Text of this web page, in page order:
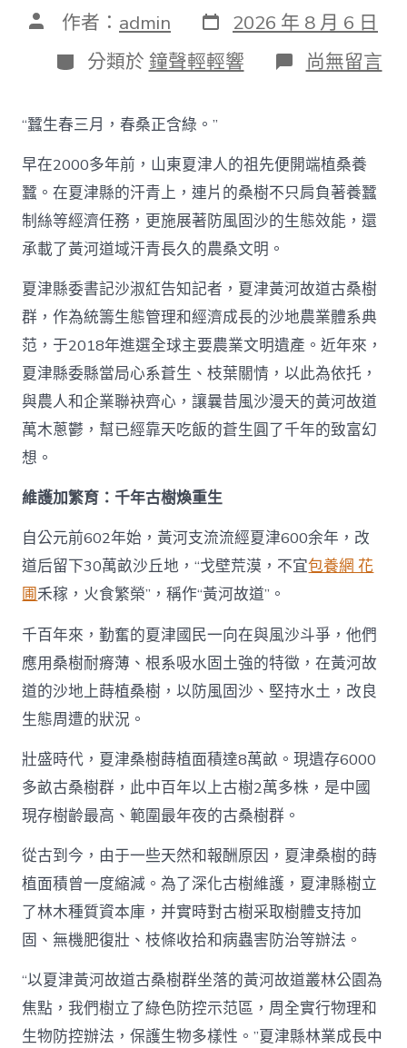
文 作者： admin 發
表
日
期
2026 年 8 月 6 日
分
類
分類於 鐘聲輕輕響 在
〈古
興
枝
葉
總
關
中
國
查
包
養
網〉
中
尚無留言
“蠶生春三月，春桑正含綠。”
早在2000多年前，山東夏津人的祖先便開端植桑養
蠶。在夏津縣的汗青上，連片的桑樹不只肩負著養蠶
制絲等經濟任務，更施展著防風固沙的生態效能，還
承載了黃河道域汗青長久的農桑文明。
夏津縣委書記沙淑紅告知記者，夏津黃河故道古桑樹
群，作為統籌生態管理和經濟成長的沙地農業體系典
范，于2018年進選全球主要農業文明遺產。近年來，
夏津縣委縣當局心系蒼生、枝葉關情，以此為依托，
與農人和企業聯袂齊心，讓曩昔風沙漫天的黃河故道
萬木蔥鬱，幫已經靠天吃飯的蒼生圓了千年的致富幻
想。
維護加繁育：千年古樹煥重生
自公元前602年始，黃河支流流經夏津600余年，改
道后留下30萬畝沙丘地，“戈壁荒漠，不宜包養網 花
圃禾稼，火食繁榮”，稱作“黃河故道”。
千百年來，勤奮的夏津國民一向在與風沙斗爭，他們
應用桑樹耐瘠薄、根系吸水固土強的特徵，在黃河故
道的沙地上蒔植桑樹，以防風固沙、堅持水土，改良
生態周遭的狀況。
壯盛時代，夏津桑樹蒔植面積達8萬畝。現遺存6000
多畝古桑樹群，此中百年以上古樹2萬多株，是中國
現存樹齡最高、範圍最年夜的古桑樹群。
從古到今，由于一些天然和報酬原因，夏津桑樹的蒔
植面積曾一度縮減。為了深化古樹維護，夏津縣樹立
了林木種質資本庫，并實時對古樹采取樹體支持加
固、無機肥復壯、枝條收拾和病蟲害防治等辦法。
“以夏津黃河故道古桑樹群坐落的黃河故道叢林公園為
焦點，我們樹立了綠色防控示范區，周全實行物理和
生物防控辦法，保護生物多樣性。”夏津縣林業成長中